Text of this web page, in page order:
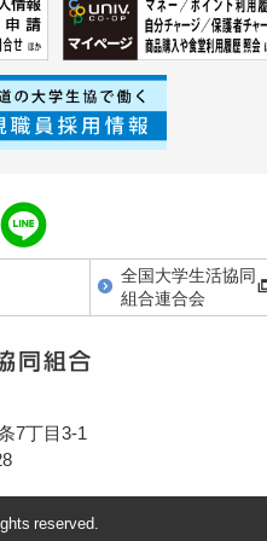
全国大学生活協同
組合連合会
7丁目3-1
reserved.